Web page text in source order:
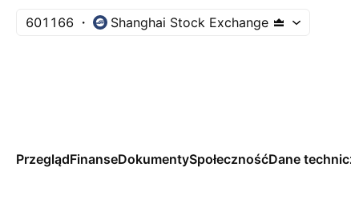
601166 Shanghai Stock Exchange
PrzeglądFinanseDokumentySpołecznośćDane